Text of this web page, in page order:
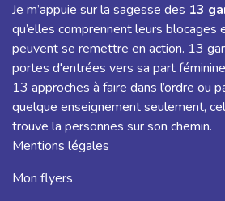
Je m’appuie sur la sagesse des 13
qu’elles comprennent leurs
peuvent se remettre en action. 13
portes d'entrées vers sa part féminine
13 approches à faire dans l’ordre ou
quelque enseignement seulement,
trouve la personnes sur son chemin.
Mentions légales
Mon flyers